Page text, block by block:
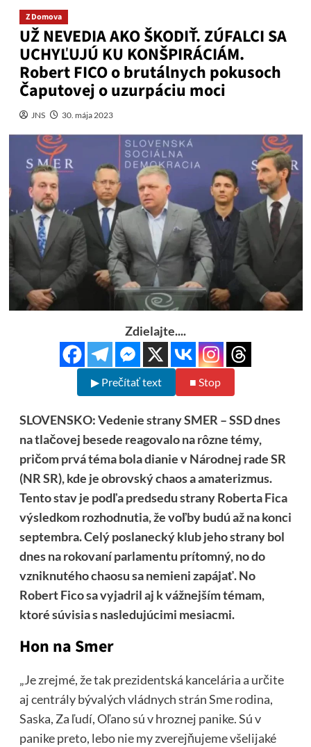
Z Domova
UŽ NEVEDIA AKO ŠKODIŤ. ZÚFALCI SA
UCHYĽUJÚ KU KONŠPIRÁCIÁM.
Robert FICO o brutálnych pokusoch
Čaputovej o uzurpáciu moci
JNS 30. mája 2023
Zdielajte....
▶ Prečítať text ■ Stop
SLOVENSKO: Vedenie strany SMER – SSD dnes
na tlačovej besede reagovalo na rôzne témy,
pričom prvá téma bola dianie v Národnej rade SR
(NR SR), kde je obrovský chaos a amaterizmus.
Tento stav je podľa predsedu strany Roberta Fica
výsledkom rozhodnutia, že voľby budú až na konci
septembra. Celý poslanecký klub jeho strany bol
dnes na rokovaní parlamentu prítomný, no do
vzniknutého chaosu sa nemieni zapájať. No
Robert Fico sa vyjadril aj k vážnejším témam,
ktoré súvisia s nasledujúcimi mesiacmi.
Hon na Smer
„Je zrejmé, že tak prezidentská kancelária a určite
aj centrály bývalých vládnych strán Sme rodina,
Saska, Za ľudí, Oľano sú v hroznej panike. Sú v
panike preto, lebo nie my zverejňujeme všelijaké